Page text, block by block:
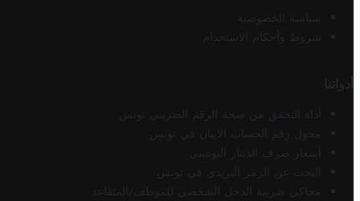
سياسة الخصوصية
شروط وأحكام الاستخدام
أدواتنا
أداة التحقق من صحة الرقم الضريبي تونس
محول رقم الحساب الآيبان في تونس
أسعار صرف الدينار التونسي
البحث عن الرمز البريدي في تونس
محاكي ضريبة الدخل الشخصي للموظف/المتقاعد